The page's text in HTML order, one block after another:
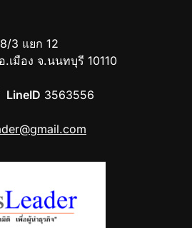
3 แยก 12
มือง จ.นนทบุรี 10110
LineID 3563556